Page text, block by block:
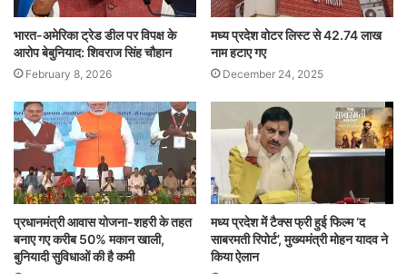
भारत-अमेरिका ट्रेड डील पर विपक्ष के
आरोप बेबुनियाद: शिवराज सिंह चौहान
February 8, 2026
मध्य प्रदेश वोटर लिस्ट से 42.74 लाख
नाम हटाए गए
December 24, 2025
प्रधानमंत्री आवास योजना-शहरी के तहत
बनाए गए करीब 50% मकान खाली,
बुनियादी सुविधाओं की है कमी
मध्य प्रदेश में टैक्स फ्री हुई फिल्म ‘द
साबरमती रिपोर्ट’, मुख्यमंत्री मोहन यादव ने
किया ऐलान